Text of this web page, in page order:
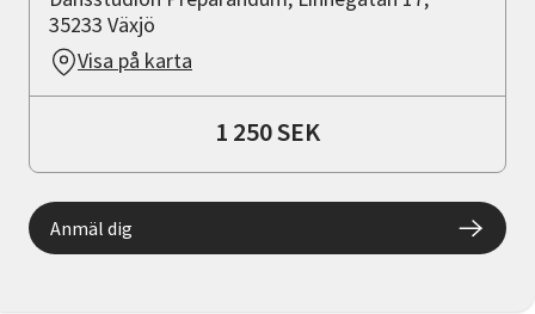
35233 Växjö
Visa på karta
1 250 SEK
Anmäl dig